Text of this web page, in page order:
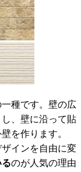
種です。壁の広
、壁に沿って貼
を作ります。
インを自由に変
のが人気の理由